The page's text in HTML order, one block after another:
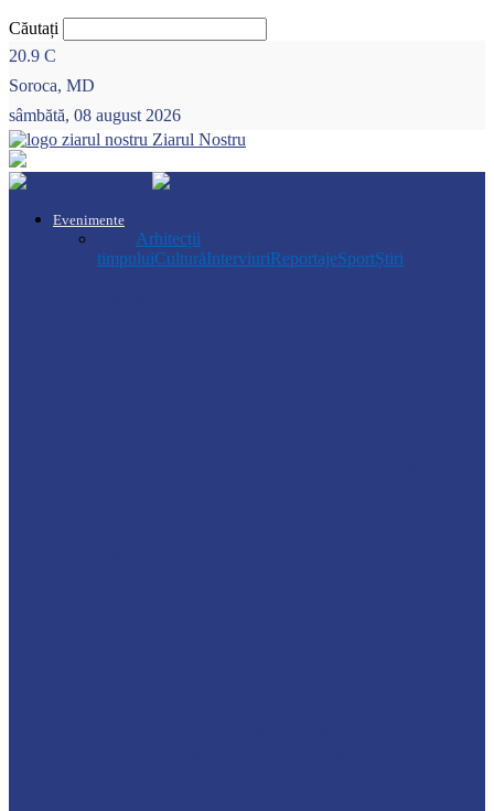
Căutați
20.9 C
Soroca, MD
sâmbătă, 08 august 2026
Ziarul Nostru
Evenimente
Arhitecții
timpuluiCulturăInterviuriReportajeSportȘtiri